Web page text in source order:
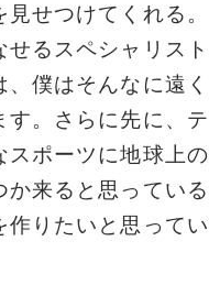
せつけてくれる。
るスペシャリスト
僕はそんなに遠く
す。さらに先に、テ
スポーツに地球上の
か来ると思っている
りたいと思ってい